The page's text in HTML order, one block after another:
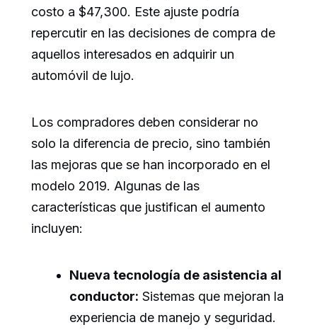
costo a $47,300. Este ajuste podría
repercutir en las decisiones de compra de
aquellos interesados en adquirir un
automóvil de lujo.
Los compradores deben considerar no
solo la diferencia de precio, sino también
las mejoras que se han incorporado en el
modelo 2019. Algunas de las
características que justifican el aumento
incluyen:
Nueva tecnología de asistencia al
conductor: Sistemas que mejoran la
experiencia de manejo y seguridad.